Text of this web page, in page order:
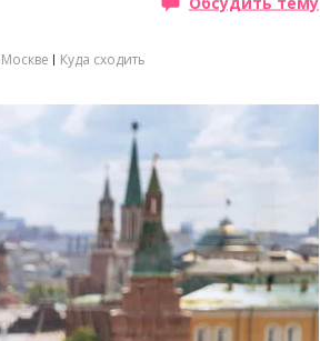
Куда сходить